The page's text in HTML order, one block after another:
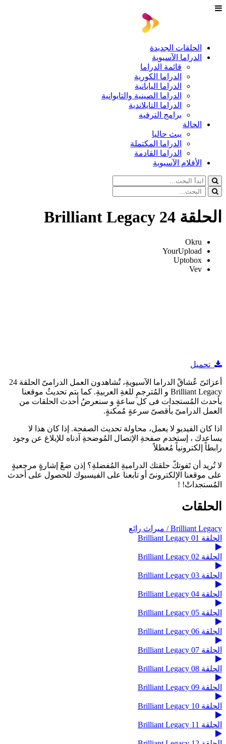
الحلقات الجديدة
الدراما الآسيوية
قائمة الدراما
الدراما الكورية
الدراما اليابانية
الدراما الصينية والتايوانية
الدراما التايلاندية
برامج الترفيه
الحالة
يبث حاليا
الدراما المكتملة
الدراما القادمة
الأفلام الآسيوية
الحلقة 24 Brilliant Legacy
Okru
YourUpload
Uptobox
Vev
تحميل
أعزائىّ عُشاقْ الدراما الآسيويةِ، تُشاهدون العمل الدرامىّ الحلقة 24
Brilliant Legacy و المُترجمِ للغةِ العربيةِ. كما يتم تحديثُ موقعنا
بأحدث المُستجدات فى كل ساعةٍ و سنعرضُ أحدث الحلقات من
العمل الدرامىّ بأقصىّ سرعةٍ مُمكنةٍ.
اذا كان الفيديو لا يعمل، محاولة تحديث الصفحة. إذا كان هذا لا
يساعدك ، إستخدم صفحةِ الإتصال المُوضحةِ آدناه للإبلاغ عن وجود
رابطاً إلكترونياً مُعطلاً
لا تُريد أن تَفوتكّ حلقتك الدراميةِ المُفضلةِ؟ إذن ضعْ إشارةٍ مرجعيةٍ
على موقعنا الإلكترونىّ أو تابعنا على الفيسبوك للحصول على أحدث
المُستجداتْ! !
الحلقات
Brilliant Legacy / ميراث رائع
الحلقة 01 Brilliant Legacy
الحلقة 02 Brilliant Legacy
الحلقة 03 Brilliant Legacy
الحلقة 04 Brilliant Legacy
الحلقة 05 Brilliant Legacy
الحلقة 06 Brilliant Legacy
الحلقة 07 Brilliant Legacy
الحلقة 08 Brilliant Legacy
الحلقة 09 Brilliant Legacy
الحلقة 10 Brilliant Legacy
الحلقة 11 Brilliant Legacy